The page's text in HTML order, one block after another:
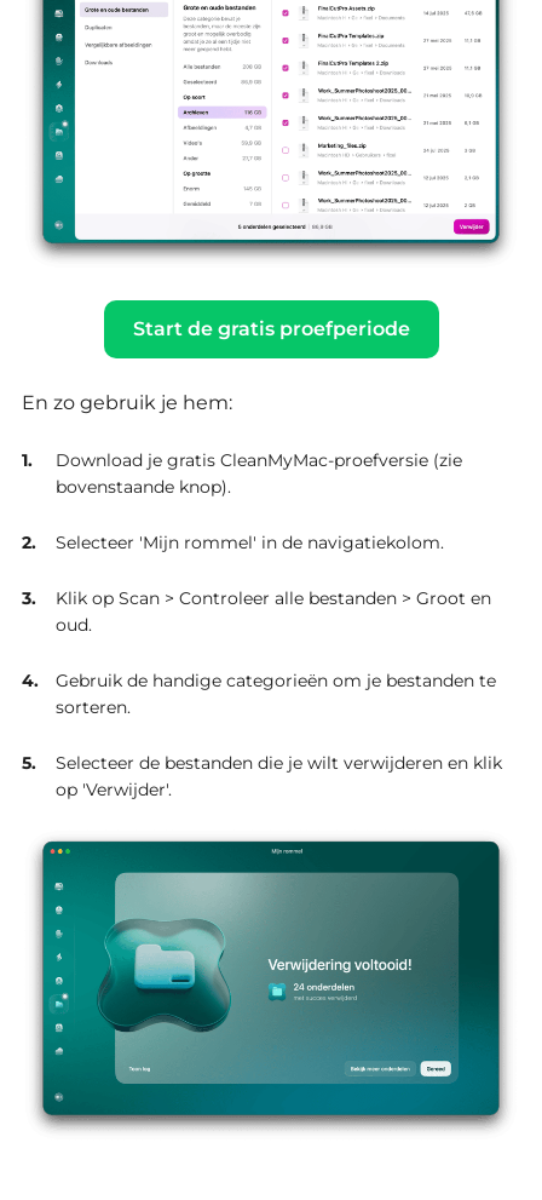
Start de gratis proefperiode
En zo gebruik je hem:
Download je gratis CleanMyMac-proefversie (zie
bovenstaande knop).
Selecteer 'Mijn rommel' in de navigatiekolom.
Klik op Scan > Controleer alle bestanden > Groot en
oud.
Gebruik de handige categorieën om je bestanden te
sorteren.
Selecteer de bestanden die je wilt verwijderen en klik
op 'Verwijder'.